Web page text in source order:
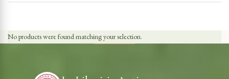
No products were found matching your selection.